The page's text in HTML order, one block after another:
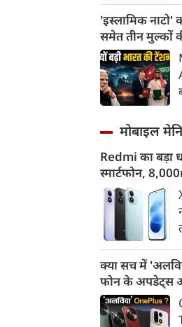
'इस्लामिक
समेत तीन मुल्कों
मोबाइल
Redmi का बड़ा
स्मार्टफोन,
क्या सच में
फोन के अपडेट्स